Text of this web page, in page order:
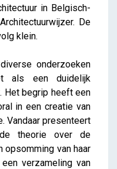
in Belgisch-
De
klein.
onderzoeken
als een duidelijk
Het begrip heeft een
in een creatie van
Vandaar presenteert
theorie over de
opsomming van haar
verzameling van